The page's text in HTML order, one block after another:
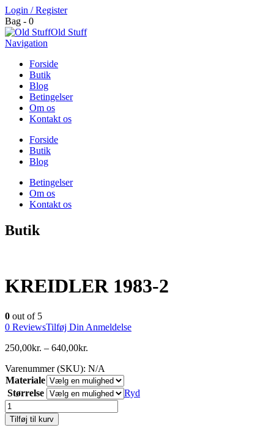
Login / Register
Bag - 0
Old Stuff
Navigation
Forside
Butik
Blog
Betingelser
Om os
Kontakt os
Forside
Butik
Blog
Betingelser
Om os
Kontakt os
Butik
KREIDLER 1983-2
0 out of 5
0 ReviewsTilføj Din Anmeldelse
250,00kr. – 640,00kr.
Varenummer (SKU): N/A
Materiale
Størrelse
Ryd
Antal
Tilføj til kurv